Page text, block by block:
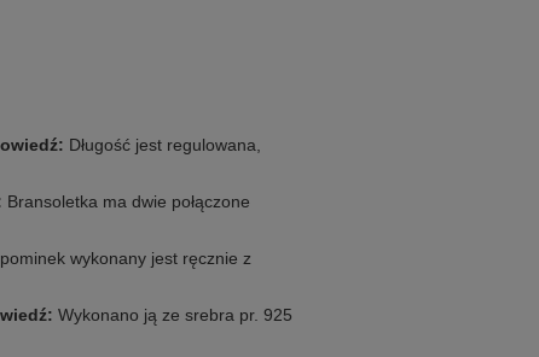
Długość jest regulowana,
Bransoletka ma dwie połączone
wykonany jest ręcznie z
Wykonano ją ze srebra pr. 925